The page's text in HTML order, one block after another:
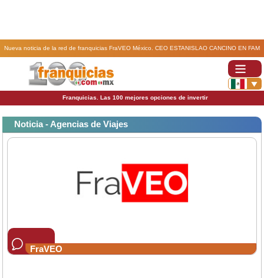
Nueva noticia de la red de franquicias FraVEO México. CEO ESTANISLAO CANCINO EN FAM
DE PAMOTOURS ECUADOR.
Franquicias. Las 100 mejores opciones de invertir
Noticia - Agencias de Viajes
FraVEO